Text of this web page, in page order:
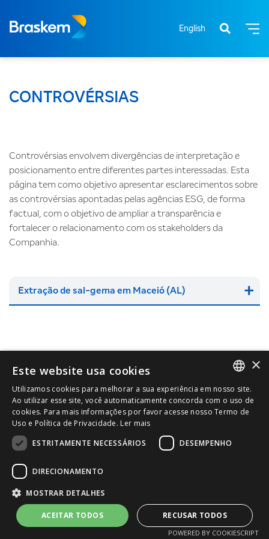
English
CONTROVÉRSIAS
Controvérsias envolvem divergências de interpretação e
posicionamento entre diferentes partes interessadas. Esta
página tem como objetivo apresentar esclarecimentos sobre
as controvérsias apontadas pelas agências ESG, de forma
factual, com o objetivo de ampliar a transparência e
fortalecer o relacionamento com os stakeholders da
Companhia.
Extração de sal-gema em Maceió (AL)
ACESSO RÁPIDO:
Resultados
Atualizações
PORTUGUESE
ENGLISH
×
Este website usa cookies
Utilizamos cookies para melhorar a sua experiência em nosso site.
Ao utilizar esse site, você automaticamente concorda com o uso de
cookies. Para mais informações por favor acesse nosso Termo de
Uso e Política de Privacidade. Ler mais
ESTRITAMENTE NECESSÁRIOS
DESEMPENHO
DIRECIONAMENTO
MOSTRAR DETALHES
ACEITAR TODOS RECUSAR TODOS
POWERED BY COOKIESCRIPT